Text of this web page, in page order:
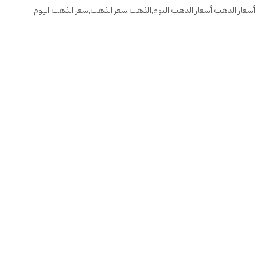
أسعار الذهب,أسعار الذهب اليوم,الذهب,سعر الذهب,سعر الذهب اليوم